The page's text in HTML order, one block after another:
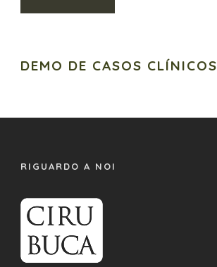
DEMO DE CASOS CLÍNICOS
RIGUARDO A NOI